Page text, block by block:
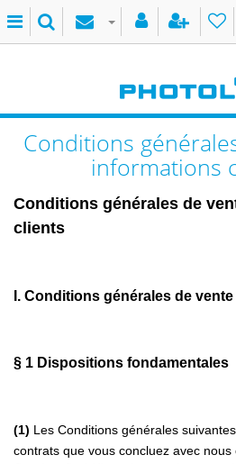
Conditions
informations
Conditions générales de
clients
I. Conditions générales de vente
§ 1 Dispositions fondamentales
(1) Les Conditions générales
contrats que vous concluez avec